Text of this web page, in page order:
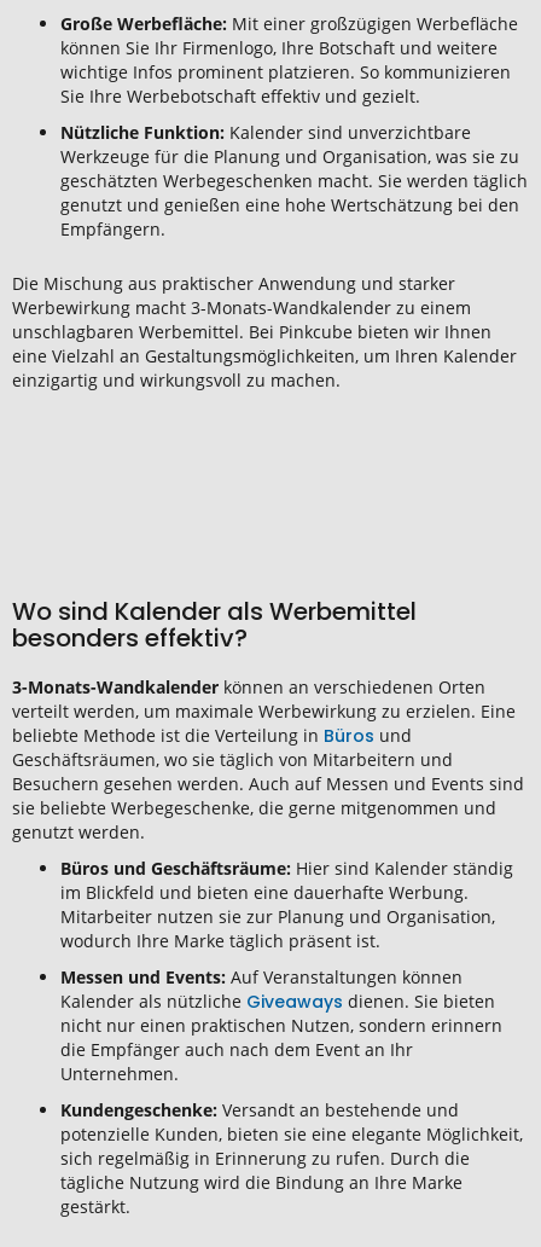
Große Werbefläche: Mit einer großzügigen Werbefläche
können Sie Ihr Firmenlogo, Ihre Botschaft und weitere
wichtige Infos prominent platzieren. So kommunizieren
Sie Ihre Werbebotschaft effektiv und gezielt.
Nützliche Funktion: Kalender sind unverzichtbare
Werkzeuge für die Planung und Organisation, was sie zu
geschätzten Werbegeschenken macht. Sie werden täglich
genutzt und genießen eine hohe Wertschätzung bei den
Empfängern.
Die Mischung aus praktischer Anwendung und starker
Werbewirkung macht 3-Monats-Wandkalender zu einem
unschlagbaren Werbemittel. Bei Pinkcube bieten wir Ihnen
eine Vielzahl an Gestaltungsmöglichkeiten, um Ihren Kalender
einzigartig und wirkungsvoll zu machen.
Wo sind Kalender als Werbemittel
besonders effektiv?
3-Monats-Wandkalender können an verschiedenen Orten
verteilt werden, um maximale Werbewirkung zu erzielen. Eine
beliebte Methode ist die Verteilung in Büros und
Geschäftsräumen, wo sie täglich von Mitarbeitern und
Besuchern gesehen werden. Auch auf Messen und Events sind
sie beliebte Werbegeschenke, die gerne mitgenommen und
genutzt werden.
Büros und Geschäftsräume: Hier sind Kalender ständig
im Blickfeld und bieten eine dauerhafte Werbung.
Mitarbeiter nutzen sie zur Planung und Organisation,
wodurch Ihre Marke täglich präsent ist.
Messen und Events: Auf Veranstaltungen können
Kalender als nützliche Giveaways dienen. Sie bieten
nicht nur einen praktischen Nutzen, sondern erinnern
die Empfänger auch nach dem Event an Ihr
Unternehmen.
Kundengeschenke: Versandt an bestehende und
potenzielle Kunden, bieten sie eine elegante Möglichkeit,
sich regelmäßig in Erinnerung zu rufen. Durch die
tägliche Nutzung wird die Bindung an Ihre Marke
gestärkt.